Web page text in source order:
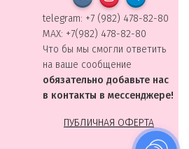
telegram: +7 (982) 478-82-80
MAХ: +7(982) 478-82-80
Что бы мы смогли ответить
на ваше сообщение
обязательно добавьте нас
в контакты в мессенджере!
ПУБЛИЧНАЯ ОФЕРТА